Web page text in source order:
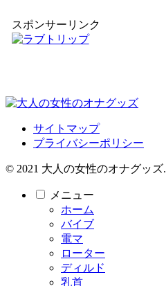
スポンサーリンク
サイトマップ
プライバシーポリシー
© 2021 大人の女性のオナグッズ.
メニュー
ホーム
バイブ
電マ
ローター
ディルド
乳首